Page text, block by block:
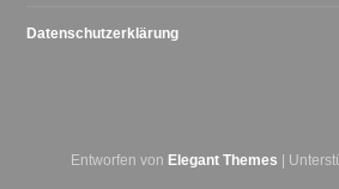
Datenschutzerklärung
Entworfen von Elegant Themes |